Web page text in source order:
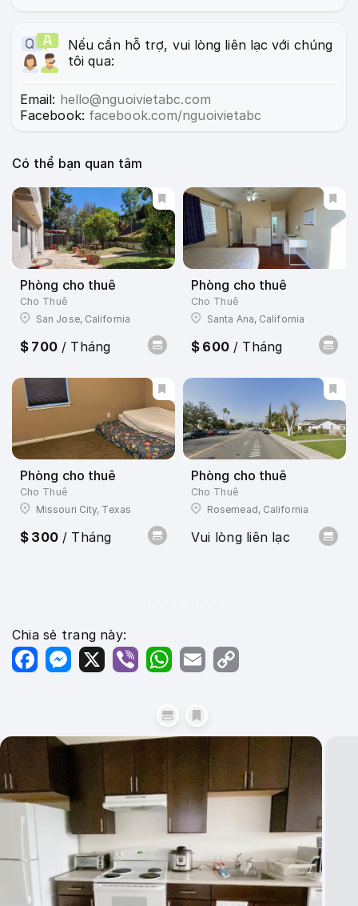
Nếu cần hỗ trợ, vui lòng liên lạc với chúng
tôi qua:
Email: hello@nguoivietabc.com
Facebook: facebook.com/nguoivietabc
Có thể bạn quan tâm
Phòng cho thuê
Cho Thuê
San Jose, California
$ 700 / Tháng
Phòng cho thuê
Cho Thuê
Santa Ana, California
$ 600 / Tháng
Phòng cho thuê
Cho Thuê
Missouri City, Texas
$ 300 / Tháng
Phòng cho thuê
Cho Thuê
Rosemead, California
Vui lòng liên lạc
Chia sẻ trang này:
FacebookMessenger
X Viber WhatsApp
Email